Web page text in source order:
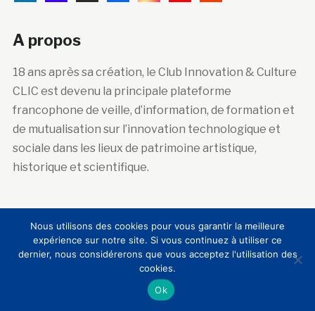
A propos
18 ans après sa création, le Club Innovation & Culture
CLIC est devenu la principale plateforme
francophone de veille, d’information, de formation et
de mutualisation sur l’innovation technologique et
sociale dans les lieux de patrimoine artistique,
historique et scientifique.
Abonnez-vous à la newsletter
Courriel :
Nous utilisons des cookies pour vous garantir la meilleure
expérience sur notre site. Si vous continuez à utiliser ce
dernier, nous considérerons que vous acceptez l'utilisation des
cookies.
Ok